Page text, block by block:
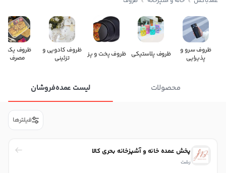
ظروف سرو و
پذیرایی
ظروف پلاستیکی ظروف پخت و پز
ظروف کادویی و
تزئینی
ظروف یکبار
مصرف
محصولات لیست عمده‌فروشان
فیلترها
پخش عمده خانه و آشپزخانه بحری کالا
رشت